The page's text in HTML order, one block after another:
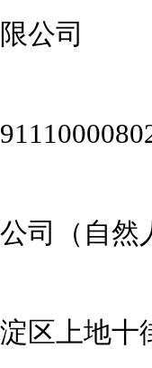
公司
司（自
区上地